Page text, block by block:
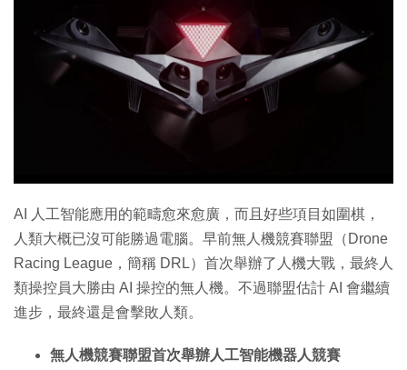
生成式AI與雲端應用
Enterprise Digital Transformation
AI 人工智能應用的範疇愈來愈廣，而且好些項目如圍棋，
人類大概已沒可能勝過電腦。早前無人機競賽聯盟（Drone
Racing League，簡稱 DRL）首次舉辦了人機大戰，最終人
類操控員大勝由 AI 操控的無人機。不過聯盟估計 AI 會繼續
進步，最終還是會擊敗人類。
無人機競賽聯盟首次舉辦人工智能機器人競賽